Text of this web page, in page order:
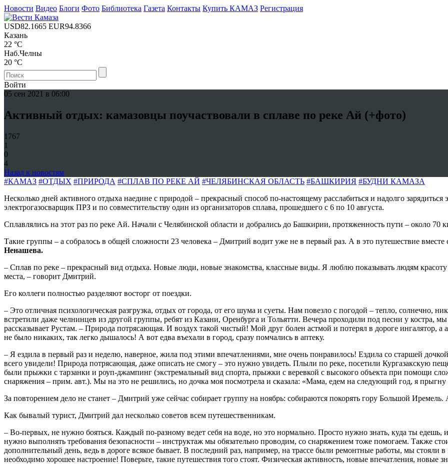
Новости Видео Блоги Фото Библиотека Газета Контакты Купить КАМАЗ Регистрация
USD82.1665 EUR94.8366
Казань
22 °C
Наб.Челны
20 °C
Войти
05 сен 2021 в 06:00
Активный отдых: камазовцы поучаствовали в сплаве по реке Ай (+фото)
1767
1
0
4
Назад к новостям
#КАМАЗ #ОТДЫХ #ПРИРОДА #СПЛАВ ПО РЕКЕ АЙ #ЧЕЛЯБИНСКАЯ ОБЛАСТЬ #БАШКИРИЯ #БУДНИ КАМАЗА
Несколько дней активного отдыха наедине с природой – прекрасный способ по-настоящему расслабиться и надолго
электрогазосварщик ПРЗ и по совместительству один из организаторов сплава, прошедшего с 6 по 10 августа.
Сплавлялись на этот раз по реке Ай. Начали с Челябинской области и добрались до Башкирии, протяженность пути – около 70
Такие группы – а собралось в общей сложности 23 человека – Дмитрий водит уже не в первый раз. А в это путешествие вместе
Ненашева.
– Сплав по реке – прекрасный вид отдыха. Новые люди, новые знакомства, классные виды. Я люблю показывать людям
места, – говорит Дмитрий.
Его коллеги полностью разделяют восторг от поездки.
– Это отличная психологическая разгрузка, отдых от города, от его шума и суеты. Нам повезло с погодой – тепло, солнечно,
встретили даже челнинцев из другой группы, ребят из Казани, Оренбурга и Тольятти. Вечера проходили под песни у костра,
рассказывает Рустам. – Природа потрясающая. И воздух такой чистый! Мой друг болен астмой и потерял в дороге ингалятор,
не было никаких, так легко дышалось! А вот едва въехали в город, сразу помчались в аптеку.
– Я ездила в первый раз и неделю, наверное, жила под этими впечатлениями, мне очень понравилось! Ездила со старшей
всего увидели! Природа потрясающая, даже описать не смогу – это нужно увидеть. Плыли по реке, посетили Кургазакскую
были прыжки с тарзанки и роуп-джампинг (экстремальный вид спорта, прыжки с веревкой с высокого объекта при помощи
снаряжения – прим. авт.). Мы на это не решились, но дочка моя посмотрела и сказала: «Мама, едем на следующий год, я
За повторением дело не станет – Дмитрий уже сейчас собирает группу на ноябрь: собираются покорять гору Большой
Как бывалый турист, Дмитрий дал несколько советов всем путешественникам.
– Во-первых, не нужно бояться. Каждый по-разному ведет себя на воде, но это нормально. Просто нужно знать, куда ты едешь,
нужно выполнять требования безопасности – инструктаж мы обязательно проводим, со снаряжением тоже помогаем. Также
дополнительный день, ведь в дороге всякое бывает. В последний раз, например, на трассе были ремонтные работы, мы стояли
необходимо хорошее настроение! Поверьте, такие путешествия того стоят. Физическая активность, новые впечатления, новые